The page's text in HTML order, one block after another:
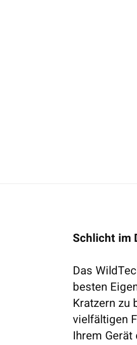
Schlicht im
Das
besten
Kratzern zu
vielfältigen
Ihrem